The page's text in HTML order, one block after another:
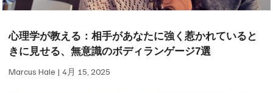
心理学が教える：相手があなたに強く惹かれていると
きに見せる、無意識のボディランゲージ7選
Marcus Hale 4月 15, 2025